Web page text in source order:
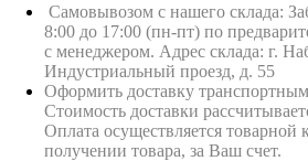
Самовывозом с нашего склада:
8:00 до 17:00 (пн-пт) по
с менеджером. Адрес склада: г.
Индустриальный проезд, д. 55
Оформить доставку
Стоимость доставки
Оплата осуществляется товарной
получении товара, за Ваш счет.